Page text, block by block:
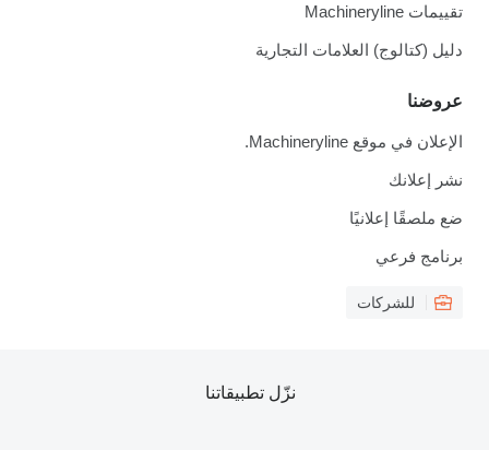
تقييمات Machineryline
دليل (كتالوج) العلامات التجارية
عروضنا
الإعلان في موقع Machineryline.
نشر إعلانك
ضع ملصقًا إعلانيًا
برنامج فرعي
للشركات
نزّل تطبيقاتنا